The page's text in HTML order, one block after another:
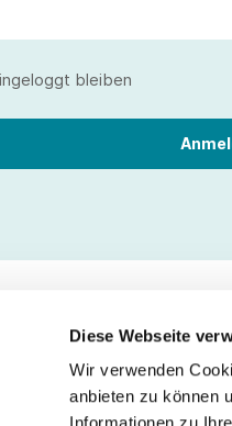
Diese Webseite
Wir verwenden
anbieten zu können
bleiben